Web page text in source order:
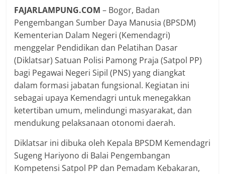
FAJARLAMPUNG.COM– Bogor, Badan
Pengembangan Sumber Daya Manusia (BPSDM)
Kementerian Dalam Negeri (Kemendagri)
menggelar Pendidikan dan Pelatihan Dasar
(Diklatsar) Satuan Polisi Pamong Praja (Satpol PP)
bagi Pegawai Negeri Sipil (PNS) yang diangkat
dalam formasi jabatan fungsional. Kegiatan ini
sebagai upaya Kemendagri untuk menegakkan
ketertiban umum, melindungi masyarakat, dan
mendukung pelaksanaan otonomi daerah.
Diklatsar ini dibuka oleh Kepala BPSDM Kemendagri
Sugeng Hariyono di Balai Pengembangan
Kompetensi Satpol PP dan Pemadam Kebakaran,